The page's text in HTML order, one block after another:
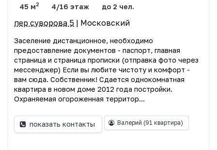
45 м2 4/16 этаж до 2 чел.
пер суворова 5 | Московский
Заселение дистанционное, необходимо
предоставление документов - паспорт, главная
страница и страница прописки (отправка фото через
мессенджер) Если вы любите чистоту и комфорт -
вам сюда. Собственник! Сдается однокомнатная
квартира в новом доме 2012 года постройки.
Охраняемая огороженная территор...
показать контакты Валерий (91 квартира)